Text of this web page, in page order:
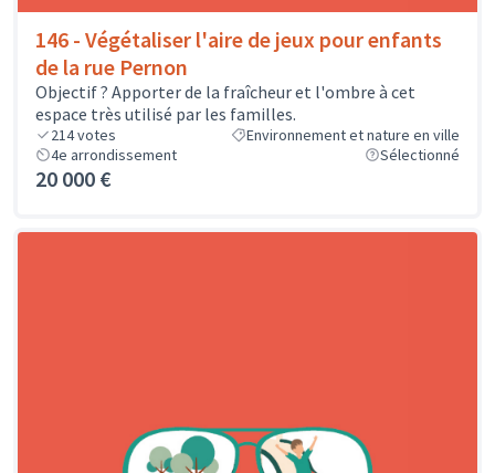
146 - Végétaliser l'aire de jeux pour enfants
de la rue Pernon
Objectif ? Apporter de la fraîcheur et l'ombre à cet
espace très utilisé par les familles.
214votes
Environnement et nature en ville
4e arrondissement
Sélectionné
20 000 €